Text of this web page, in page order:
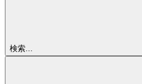
検索...